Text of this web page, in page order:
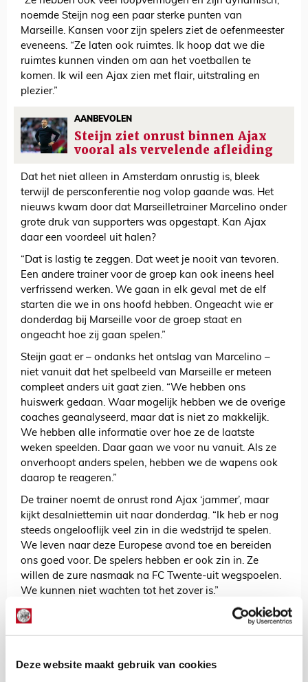
Deze website maakt gebruik van cookies
noemde Steijn nog een paar sterke punten van
Marseille. Kansen voor zijn spelers ziet de oefenmeester
eveneens. “Ze laten ook ruimtes. Ik hoop dat we die
ruimtes kunnen vinden om aan het voetballen te
komen. Ik wil een Ajax zien met flair, uitstraling en
plezier.”
AANBEVOLEN
Steijn ziet onrust binnen Ajax
vooral als vervelende afleiding
Dat het niet alleen in Amsterdam onrustig is, bleek
terwijl de persconferentie nog volop gaande was. Het
nieuws kwam door dat Marseilletrainer Marcelino onder
grote druk van supporters was opgestapt. Kan Ajax
daar een voordeel uit halen?
“Dat is lastig te zeggen. Dat weet je nooit van tevoren.
Een andere trainer voor de groep kan ook ineens heel
verfrissend werken. We gaan in elk geval met de elf
starten die we in ons hoofd hebben. Ongeacht wie er
donderdag bij Marseille voor de groep staat en
ongeacht hoe zij gaan spelen.”
Steijn gaat er – ondanks het ontslag van Marcelino –
niet vanuit dat het spelbeeld van Marseille er meteen
compleet anders uit gaat zien. “We hebben ons
huiswerk gedaan. Waar mogelijk hebben we de overige
coaches geanalyseerd, maar dat is niet zo makkelijk.
We hebben alle informatie over hoe ze de laatste
weken speelden. Daar gaan we voor nu vanuit. Als ze
onverhoopt anders spelen, hebben we de wapens ook
daarop te reageren.”
De trainer noemt de onrust rond Ajax ‘jammer’, maar
kijkt desalniettemin uit naar donderdag. “Ik heb er nog
steeds ongelooflijk veel zin in die wedstrijd te spelen.
We leven naar deze Europese avond toe en bereiden
ons goed voor. De spelers hebben er ook zin in. Ze
willen de zure nasmaak na FC Twente-uit wegspoelen.
We kunnen niet wachten tot het zover is.”
Steijns elf: met welke formatie